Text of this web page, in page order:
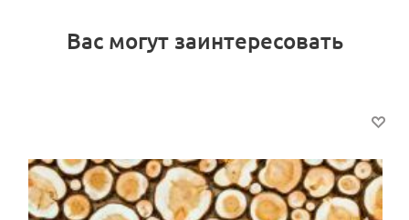
Вас могут заинтересовать